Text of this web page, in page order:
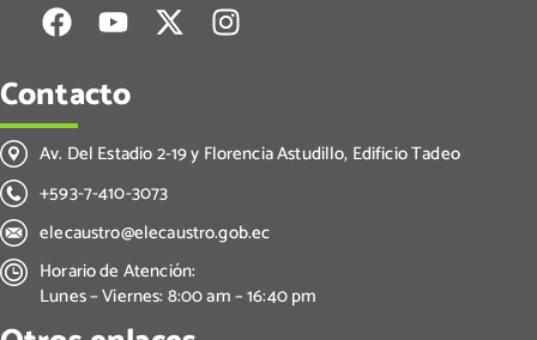
Contacto
Av. Del Estadio 2-19 y Florencia Astudillo, Edificio Tadeo
+593-7-410-3073
elecaustro@elecaustro.gob.ec
Horario de Atención:
Lunes – Viernes: 8:00 am – 16:40 pm